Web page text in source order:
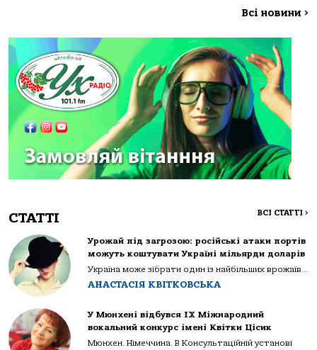
Всі новини >
СТАТТІ ВСІ СТАТТІ >
Урожай під загрозою: російські атаки портів
можуть коштувати Україні мільярди доларів
Україна може зібрати один із найбільших врожаїв...
АНАСТАСІЯ КВІТКОВСЬКА
У Мюнхені відбувся IX Міжнародний
вокальний конкурс імені Квітки Цісик
Мюнхен. Німеччина. В Консультаційній установі